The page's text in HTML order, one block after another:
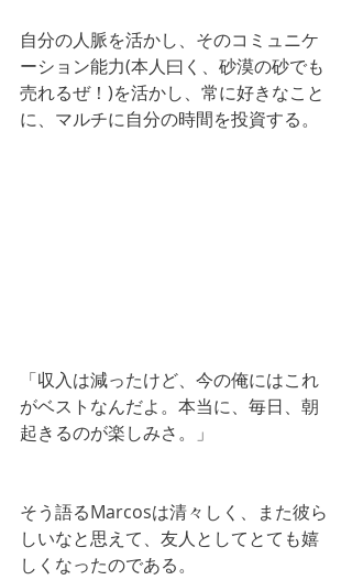
自分の人脈を活かし、そのコミュニケ
ーション能力(本人曰く、砂漠の砂でも
売れるぜ！)を活かし、常に好きなこと
に、マルチに自分の時間を投資する。
「収入は減ったけど、今の俺にはこれ
がベストなんだよ。本当に、毎日、朝
起きるのが楽しみさ。」
そう語るMarcosは清々しく、また彼ら
しいなと思えて、友人としてとても嬉
しくなったのである。